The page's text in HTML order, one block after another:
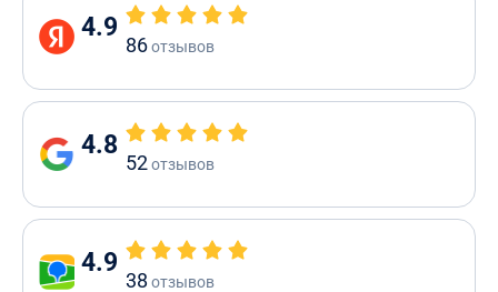
4.9
86отзывов
4.8
52отзывов
4.9
38 отзывов